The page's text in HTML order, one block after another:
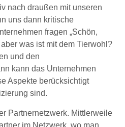
nach draußen mit unseren
uns dann kritische
fragen „Schön,
was ist mit dem Tierwohl?
und den
kann das Unternehmen
Aspekte berücksichtigt
sind.
Partnernetzwerk. Mittlerweile
im Netzwerk, wo man